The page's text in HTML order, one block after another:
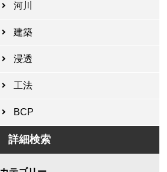
河川
建築
浸透
工法
BCP
詳細検索